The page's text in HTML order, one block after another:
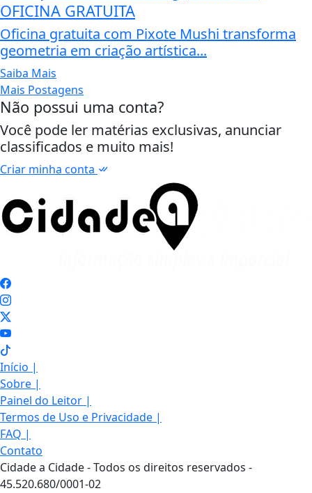
OFICINA GRATUITA
Oficina gratuita com Pixote Mushi transforma
geometria em criação artística...
Saiba Mais
Mais Postagens
Não possui uma conta?
Você pode ler matérias exclusivas, anunciar
classificados e muito mais!
Criar minha conta
Início |
Sobre |
Painel do Leitor |
Termos de Uso e Privacidade |
FAQ |
Contato
Cidade a Cidade - Todos os direitos reservados -
45.520.680/0001-02